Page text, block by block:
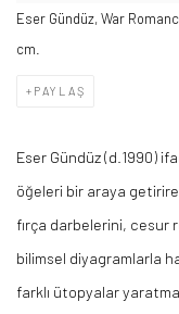
Eser Gündüz, War
cm.
PAYLAŞ
Eser Gündüz (d.1990)
öğeleri bir araya
fırça darbelerini, cesur
bilimsel diyagramlarla
farklı ütopyalar